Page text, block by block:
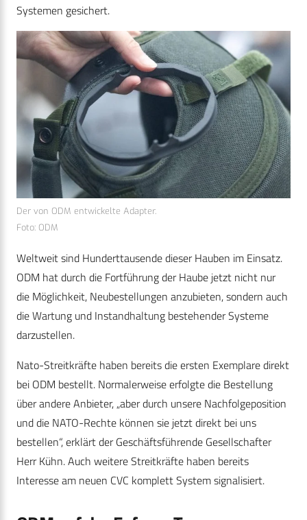
Systemen gesichert.
Der von ODM entwickelte Adapter.
Foto: ODM
Weltweit sind Hunderttausende dieser Hauben im Einsatz.
ODM hat durch die Fortführung der Haube jetzt nicht nur
die Möglichkeit, Neubestellungen anzubieten, sondern auch
die Wartung und Instandhaltung bestehender Systeme
darzustellen.
Nato-Streitkräfte haben bereits die ersten Exemplare direkt
bei ODM bestellt. Normalerweise erfolgte die Bestellung
über andere Anbieter, „aber durch unsere Nachfolgeposition
und die NATO-Rechte können sie jetzt direkt bei uns
bestellen“, erklärt der Geschäftsführende Gesellschafter
Herr Kühn. Auch weitere Streitkräfte haben bereits
Interesse am neuen CVC komplett System signalisiert.